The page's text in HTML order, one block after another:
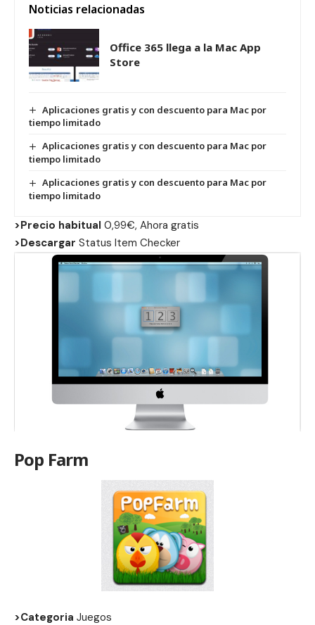
Noticias relacionadas
Office 365 llega a la Mac App
Store
Aplicaciones gratis y con descuento para Mac por
tiempo limitado
Aplicaciones gratis y con descuento para Mac por
tiempo limitado
Aplicaciones gratis y con descuento para Mac por
tiempo limitado
>Precio habitual 0,99€, Ahora gratis
>Descargar Status Item Checker
Pop Farm
>Categoria Juegos